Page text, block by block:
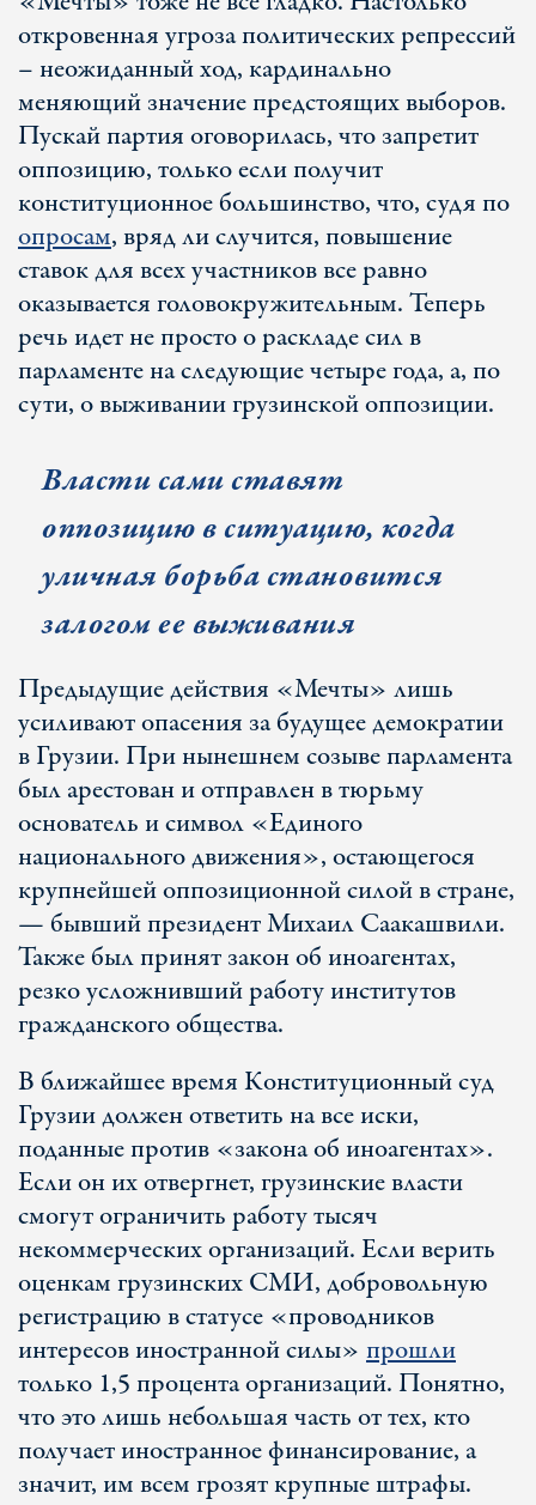
откровенная угроза политических репрессий
– неожиданный ход, кардинально
меняющий значение предстоящих выборов.
Пускай партия оговорилась, что запретит
оппозицию, только если получит
конституционное большинство, что, судя по
опросам, вряд ли случится, повышение
ставок для всех участников все равно
оказывается головокружительным. Теперь
речь идет не просто о раскладе сил в
парламенте на следующие четыре года, а, по
сути, о выживании грузинской оппозиции.
Власти сами ставят
оппозицию в ситуацию, когда
уличная борьба становится
залогом ее выживания
Предыдущие действия «Мечты» лишь
усиливают опасения за будущее демократии
в Грузии. При нынешнем созыве парламента
был арестован и отправлен в тюрьму
основатель и символ «Единого
национального движения», остающегося
крупнейшей оппозиционной силой в стране,
— бывший президент Михаил Саакашвили.
Также был принят закон об иноагентах,
резко усложнивший работу институтов
гражданского общества.
В ближайшее время Конституционный суд
Грузии должен ответить на все иски,
поданные против «закона об иноагентах».
Если он их отвергнет, грузинские власти
смогут ограничить работу тысяч
некоммерческих организаций. Если верить
оценкам грузинских СМИ, добровольную
регистрацию в статусе «проводников
интересов иностранной силы» прошли
только 1,5 процента организаций. Понятно,
что это лишь небольшая часть от тех, кто
получает иностранное финансирование, а
значит, им всем грозят крупные штрафы.